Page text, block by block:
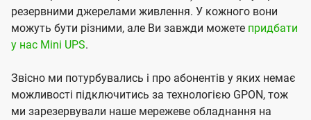
резервними джерелами живлення. У кожного вони
можуть бути різними, але Ви завжди можете придбати
у нас Mini UPS.
Звісно ми потурбувались і про абонентів у яких немає
можливості підключитись за технологією GPON, тож
ми зарезервували наше мережеве обладнання на